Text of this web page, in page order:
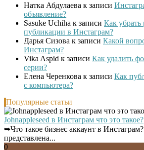
Натка Абдулаева к записи
объявление?
Sasuke Uchiha к записи Как
публикации в Инстаграм?
Дарья Сизова к записи Какой
Инстаграм?
Vika Aspid к записи Как удалить
серии?
Елена Черенкова к записи Как
с компьютера?
Популярные статьи
Johnappleseed в Инстаграм что это такое?
➥Что такое бизнес аккаунт в
представлена...
0